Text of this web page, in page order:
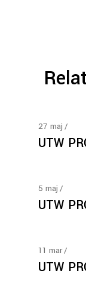
27 maj
UTW
5 maj
UTW
11 mar
UTW